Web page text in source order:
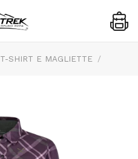
T-SHIRT E MAGLIETTE /